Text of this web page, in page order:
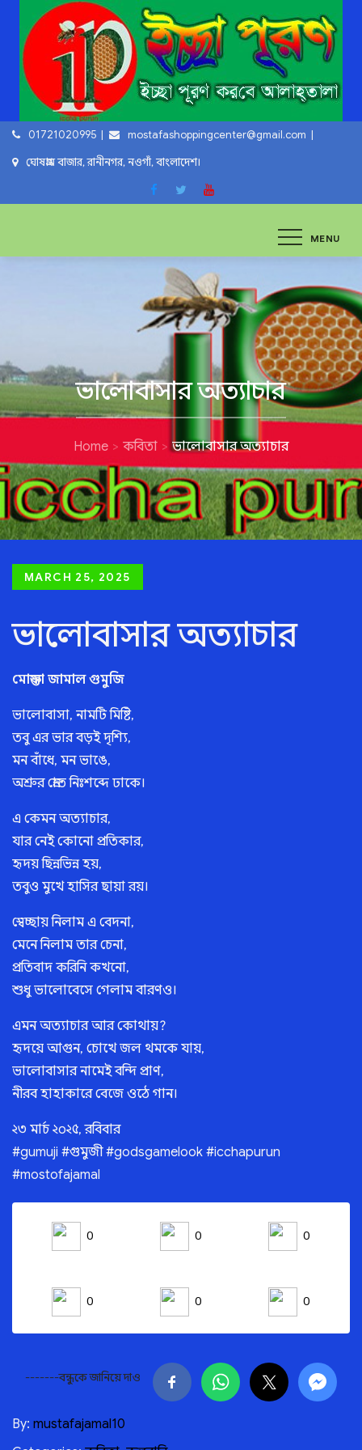
content
01721020995
mostafashoppingcenter@gmail.com
ঘোষগ্রাম বাজার, রানীনগর, নওগাঁ, বাংলাদেশ।
MENU
ভালোবাসার অত্যাচার
Home কবিতা ভালোবাসার অত্যাচার
Posted
MARCH 25, 2025
ভালোবাসার অত্যাচার
মোস্তফা জামাল গুমুজি
ভালোবাসা, নামটি মিষ্টি,
তবু এর ভার বড়ই দৃশ্যি,
মন বাঁধে, মন ভাঙে,
অশ্রুর স্রোত নিঃশব্দে ঢাকে।
এ কেমন অত্যাচার,
যার নেই কোনো প্রতিকার,
হৃদয় ছিন্নভিন্ন হয়,
তবুও মুখে হাসির ছায়া রয়।
স্বেচ্ছায় নিলাম এ বেদনা,
মেনে নিলাম তার চেনা,
প্রতিবাদ করিনি কখনো,
শুধু ভালোবেসে গেলাম বারণও।
এমন অত্যাচার আর কোথায়?
হৃদয়ে আগুন, চোখে জল থমকে যায়,
ভালোবাসার নামেই বন্দি প্রাণ,
নীরব হাহাকারে বেজে ওঠে গান।
২৩ মার্চ ২০২৫, রবিবার
#gumuji #গুমুজী #godsgamelook #icchapurun
#mostofajamal
0 0 0
0 0 0
-------বন্ধুকে জানিয়ে দাও
By: mustafajamal10